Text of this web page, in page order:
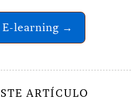
learning →
ARTÍCULO